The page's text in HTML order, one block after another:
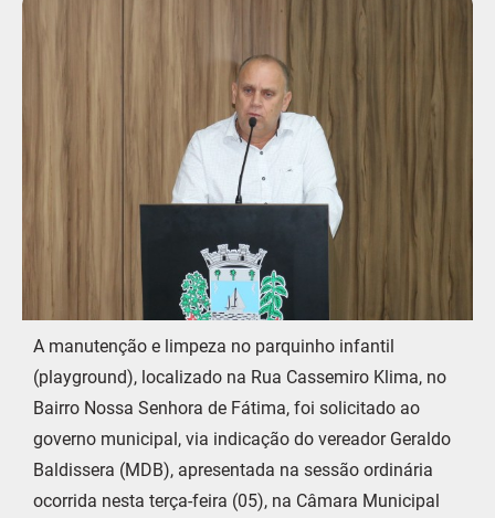
A manutenção e limpeza no parquinho infantil
(playground), localizado na Rua Cassemiro Klima, no
Bairro Nossa Senhora de Fátima, foi solicitado ao
governo municipal, via indicação do vereador Geraldo
Baldissera (MDB), apresentada na sessão ordinária
ocorrida nesta terça-feira (05), na Câmara Municipal